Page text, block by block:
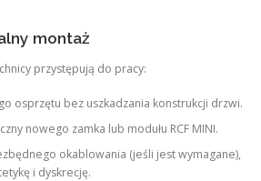
montaż
przystępują do pracy:
osprzętu bez uszkadzania konstrukcji drzwi.
nowego zamka lub modułu RCF MINI.
okablowania (jeśli jest wymagane),
i dyskrecję.